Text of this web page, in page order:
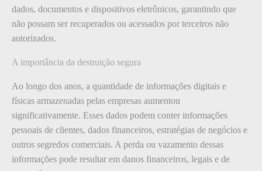
dados, documentos e dispositivos eletrônicos, garantindo que
não possam ser recuperados ou acessados por terceiros não
autorizados.
A importância da destruição segura
Ao longo dos anos, a quantidade de informações digitais e
físicas armazenadas pelas empresas aumentou
significativamente. Esses dados podem conter informações
pessoais de clientes, dados financeiros, estratégias de negócios e
outros segredos comerciais. A perda ou vazamento dessas
informações pode resultar em danos financeiros, legais e de